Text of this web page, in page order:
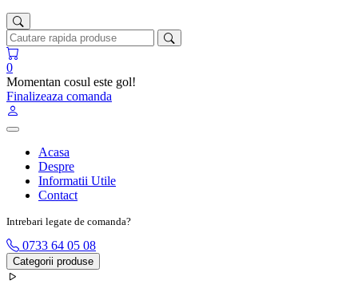
0
Momentan cosul este gol!
Finalizeaza comanda
Acasa
Despre
Informatii Utile
Contact
Intrebari legate de comanda?
0733 64 05 08
Categorii produse